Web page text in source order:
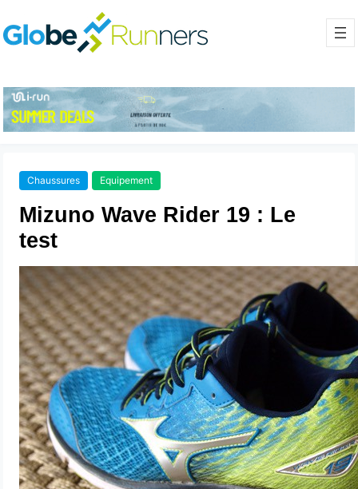
Chaussures Equipement
Mizuno Wave Rider 19 : Le
test